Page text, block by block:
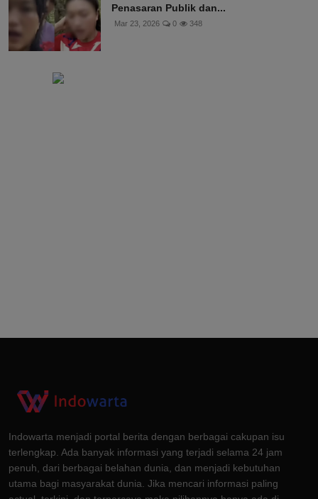
Penasaran Publik dan...
Mar 23, 2026 0 348
Indowarta menjadi portal berita dengan berbagai cakupan isu
terlengkap. Ada banyak informasi yang terjadi selama 24 jam
penuh, dari berbagai belahan dunia, dan menjadi kebutuhan
utama bagi masyarakat dunia. Jika mencari informasi paling